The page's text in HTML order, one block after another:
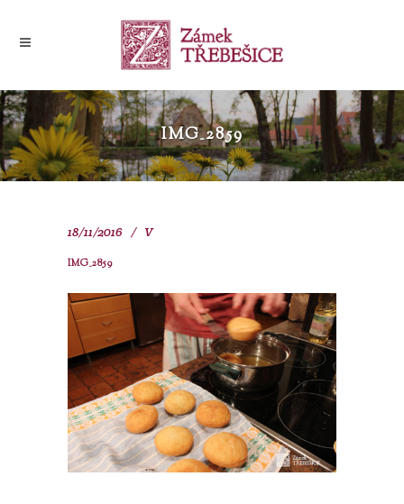
IMG_2859
18/11/2016 V
IMG_2859